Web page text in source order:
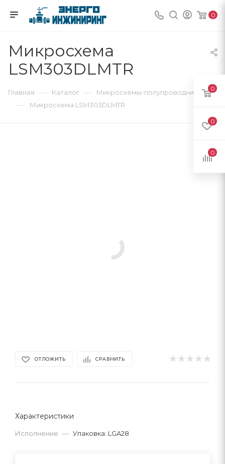
0
Микросхема
LSM303DLMTR
Главная — Каталог — Микросхемы-полупроводники
— Микросхема LSM303DLMTR
ОТЛОЖИТЬ СРАВНИТЬ
Характеристики
Исполнение — Упаковка: LGA28
0
0
0